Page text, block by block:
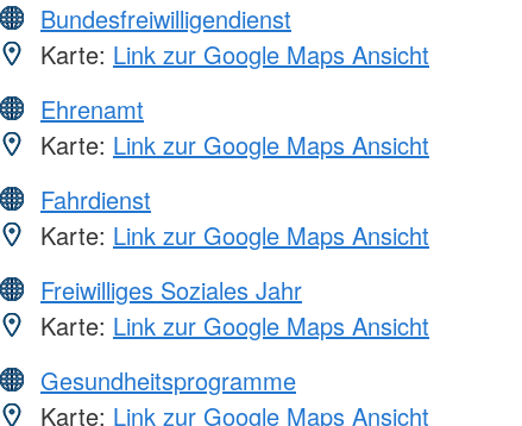
Bundesfreiwilligendienst
Karte: Link zur Google Maps Ansicht
Ehrenamt
Karte: Link zur Google Maps Ansicht
Fahrdienst
Karte: Link zur Google Maps Ansicht
Freiwilliges Soziales Jahr
Karte: Link zur Google Maps Ansicht
Gesundheitsprogramme
Karte: Link zur Google Maps Ansicht